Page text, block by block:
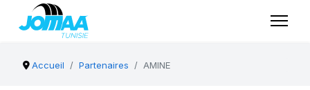
Accueil Partenaires AMINE